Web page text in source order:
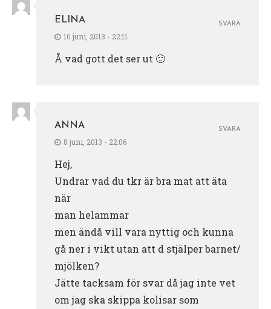
ELINA
10 juni, 2013 - 22:11
Å vad gott det ser ut 🙂
SVARA
ANNA
8 juni, 2013 - 22:06
Hej,
Undrar vad du tkr är bra mat att äta
när
man helammar
men ändå vill vara nyttig och kunna
gå ner i vikt utan att d stjälper barnet/
mjölken?
Jätte tacksam för svar då jag inte vet
om jag ska skippa kolisar som
SVARA